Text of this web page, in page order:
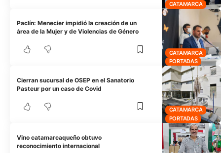
CATAMARCA
CATAMARCA
PORTADAS
Paclín: Menecier impidió la creación de un
área de la Mujer y de Violencias de Género
CATAMARCA
PORTADAS
Cierran sucursal de OSEP en el Sanatorio
Pasteur por un caso de Covid
Vino catamarcaqueño obtuvo
reconocimiento internacional